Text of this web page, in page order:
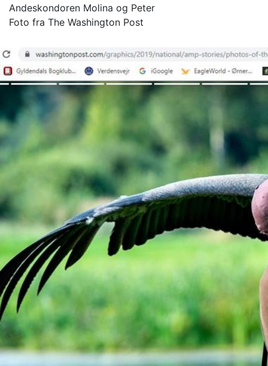
Andeskondoren Molina og Peter
Foto fra The Washington Post